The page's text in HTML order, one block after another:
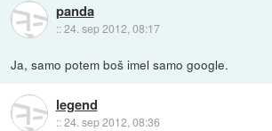
panda
::24. sep 2012, 08:17
Ja, samo potem boš imel samo google.
legend
::24. sep 2012, 08:36